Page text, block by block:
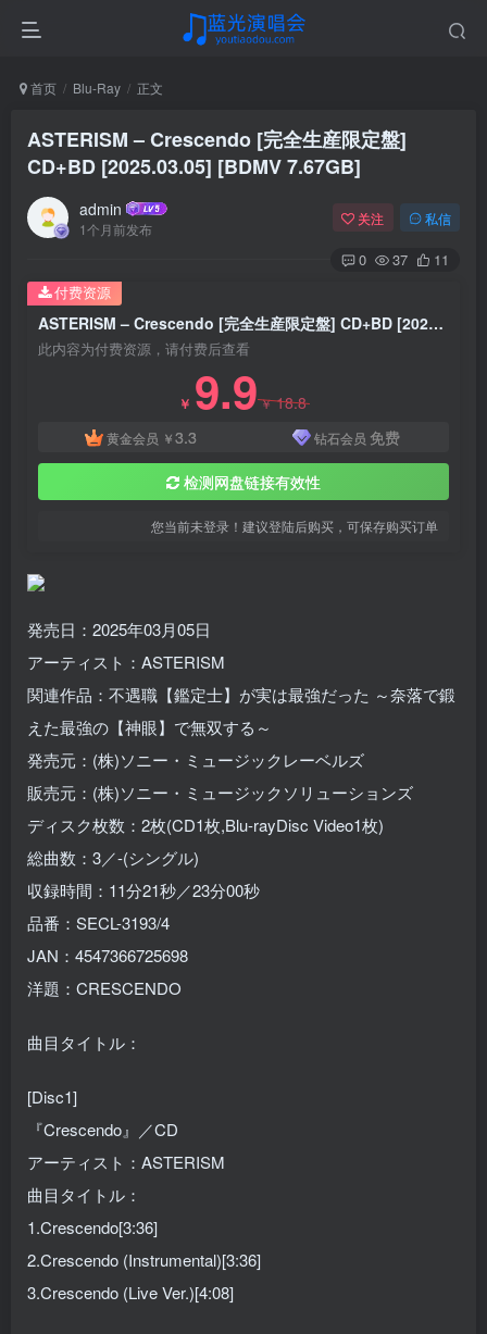
首页 Blu-Ray 正文
ASTERISM – Crescendo [完全生産限定盤]
CD+BD [2025.03.05] [BDMV 7.67GB]
admin
1个月前发布
关注 私信
0 37 11
ASTERISM – Crescendo [完全生産限定盤] CD+BD [2025.03.05] [BDMV 7.67GB]
此内容为付费资源，请付费后查看
￥ 9.9￥18.8
黄金会员 ￥3.3 钻石会员 免费
检测网盘链接有效性
您当前未登录！建议登陆后购买，可保存购买订单
付费资源
発売日：2025年03月05日
アーティスト：ASTERISM
関連作品：不遇職【鑑定士】が実は最強だった ～奈落で鍛
えた最強の【神眼】で無双する～
発売元：(株)ソニー・ミュージックレーベルズ
販売元：(株)ソニー・ミュージックソリューションズ
ディスク枚数：2枚(CD1枚,Blu-rayDisc Video1枚)
総曲数：3／-(シングル)
収録時間：11分21秒／23分00秒
品番：SECL-3193/4
JAN：4547366725698
洋題：CRESCENDO
曲目タイトル：
[Disc1]
『Crescendo』／CD
アーティスト：ASTERISM
曲目タイトル：
1.Crescendo[3:36]
2.Crescendo (Instrumental)[3:36]
3.Crescendo (Live Ver.)[4:08]